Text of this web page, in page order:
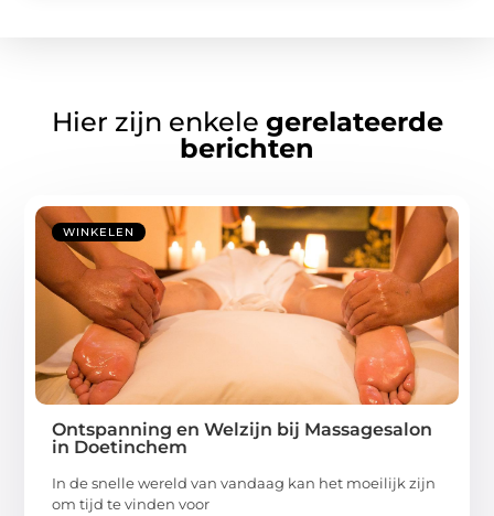
Hier zijn enkele gerelateerde
berichten
WINKELEN
Ontspanning en Welzijn bij Massagesalon
in Doetinchem
In de snelle wereld van vandaag kan het moeilijk zijn
om tijd te vinden voor